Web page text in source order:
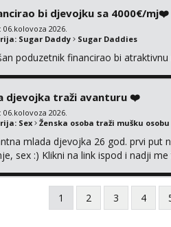
bi djevojku sa 4000€/mj❤️
: 06.kolovoza 2026.
Sugar Daddy Sugar Daddies
poduzetnik financirao bi
djevojka traži avanturu ❤️
: 06.kolovoza 2026.
Sex Ženska osoba traži mušku osobu
mlada djevojka 26 god. prvi put
sex :) Klikni na link ispod i nadji
1 2 3 4